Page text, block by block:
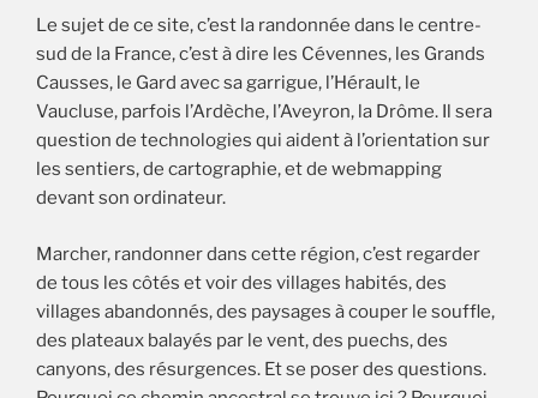
Le sujet de ce site, c’est la randonnée dans le centre-
sud de la France, c’est à dire les Cévennes, les Grands
Causses, le Gard avec sa garrigue, l’Hérault, le
Vaucluse, parfois l’Ardèche, l’Aveyron, la Drôme. Il sera
question de technologies qui aident à l’orientation sur
les sentiers, de cartographie, et de webmapping
devant son ordinateur.
Marcher, randonner dans cette région, c’est regarder
de tous les côtés et voir des villages habités, des
villages abandonnés, des paysages à couper le souffle,
des plateaux balayés par le vent, des puechs, des
canyons, des résurgences. Et se poser des questions.